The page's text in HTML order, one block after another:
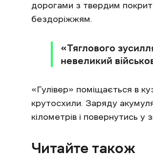
дорогами з твердим
бездоріжжям.
«Тяглового
невеликий
«Гулівер» поміщається в
крутосхили. Заряду
кілометрів і повернутись
Читайте також